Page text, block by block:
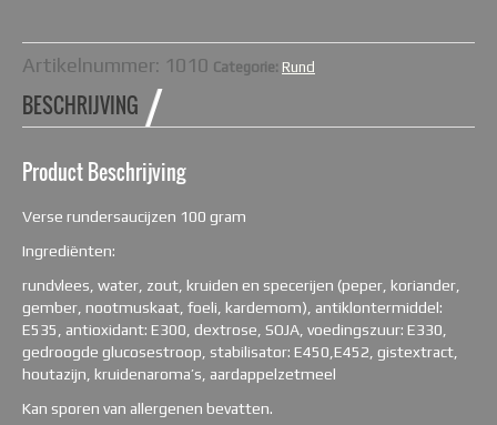
Artikelnummer: 1010 Categorie: Rund
BESCHRIJVING
Product Beschrijving
Verse rundersaucijzen 100 gram
Ingrediënten:
rundvlees, water, zout, kruiden en specerijen (peper, koriander,
gember, nootmuskaat, foeli, kardemom), antiklontermiddel:
E535, antioxidant: E300, dextrose, SOJA, voedingszuur: E330,
gedroogde glucosestroop, stabilisator: E450,E452, gistextract,
houtazijn, kruidenaroma’s, aardappelzetmeel
Kan sporen van allergenen bevatten.